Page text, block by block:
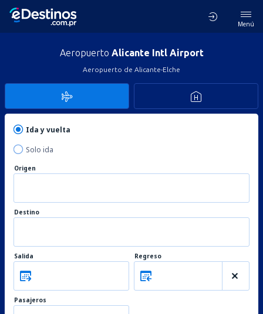
Menú
Aeropuerto Alicante Intl Airport
Aeropuerto de Alicante-Elche
Ida y vuelta
Solo ida
Origen
Destino
Salida Regreso
Pasajeros